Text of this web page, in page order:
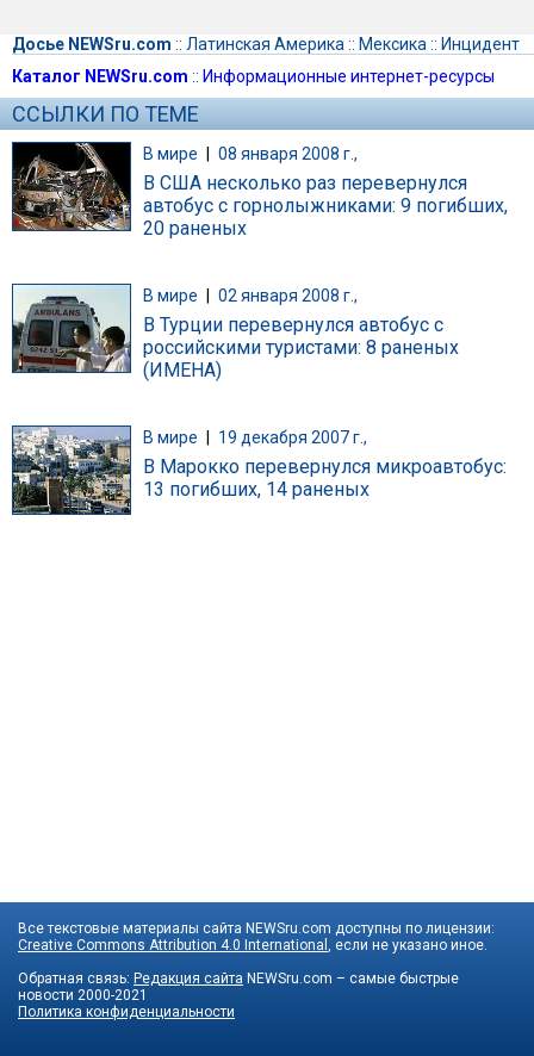
Досье NEWSru.com :: Латинская Америка :: Мексика :: Инцидент
Каталог NEWSru.com :: Информационные интернет-ресурсы
ССЫЛКИ ПО ТЕМЕ
В мире | 08 января 2008 г.,
В США несколько раз перевернулся
автобус с горнолыжниками: 9 погибших,
20 раненых
В мире 02 января 2008 г.,
В Турции перевернулся автобус с
российскими туристами: 8 раненых
(ИМЕНА)
В мире 19 декабря 2007 г.,
В Марокко перевернулся микроавтобус:
13 погибших, 14 раненых
Все текстовые материалы сайта NEWSru.com доступны по лицензии:
Creative Commons Attribution 4.0 International , если не указано иное.
Обратная связь: Редакция сайта NEWSru.com – самые быстрые
новости 2000-2021
Политика конфиденциальности